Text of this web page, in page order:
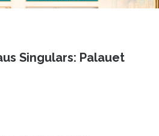
Singulars: Palauet